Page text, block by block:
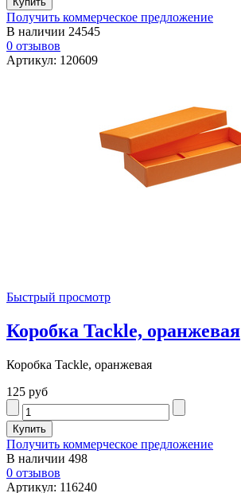
Получить коммерческое предложение
В наличии 24545
0 отзывов
Артикул: 120609
Быстрый просмотр
Коробка Tackle, оранжевая
Коробка Tackle, оранжевая
125 руб
Получить коммерческое предложение
В наличии 498
0 отзывов
Артикул: 116240